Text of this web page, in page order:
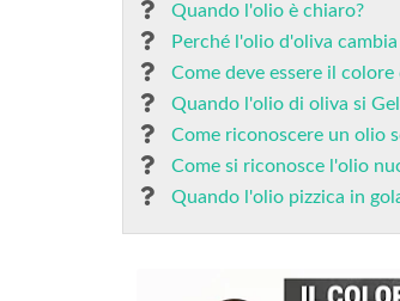
Quando l'olio è chiaro?
Perché l'olio d'oliva
Come deve essere il colore
Quando l'olio di oliva si
Come riconoscere un olio
Come si riconosce l'olio
Quando l'olio pizzica in